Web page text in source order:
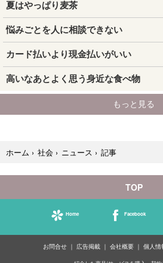
ホーム › 社会 › ニュース › 記事
TOP
Home Facebook
お問合せ 広告掲載 会社概要 個人情